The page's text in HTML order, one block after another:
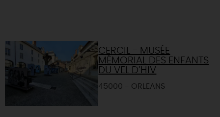
CERCIL - MUSÉE
MÉMORIAL DES ENFANTS
DU VEL D’HIV
45000 - ORLEANS